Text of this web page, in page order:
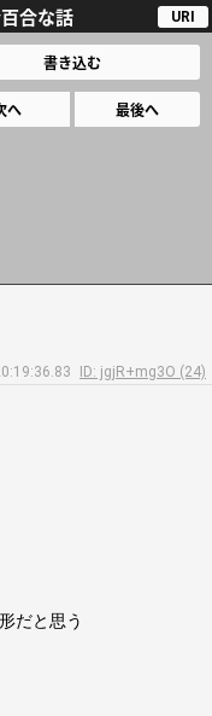
合な話 URI
書き込む
へ 最後へ
ID: jgjR+mg3O (24)
だと思う